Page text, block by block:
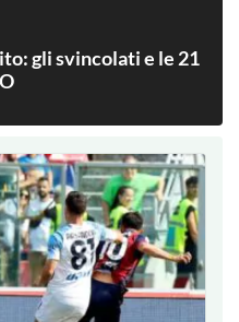
gli svincolati e le 21